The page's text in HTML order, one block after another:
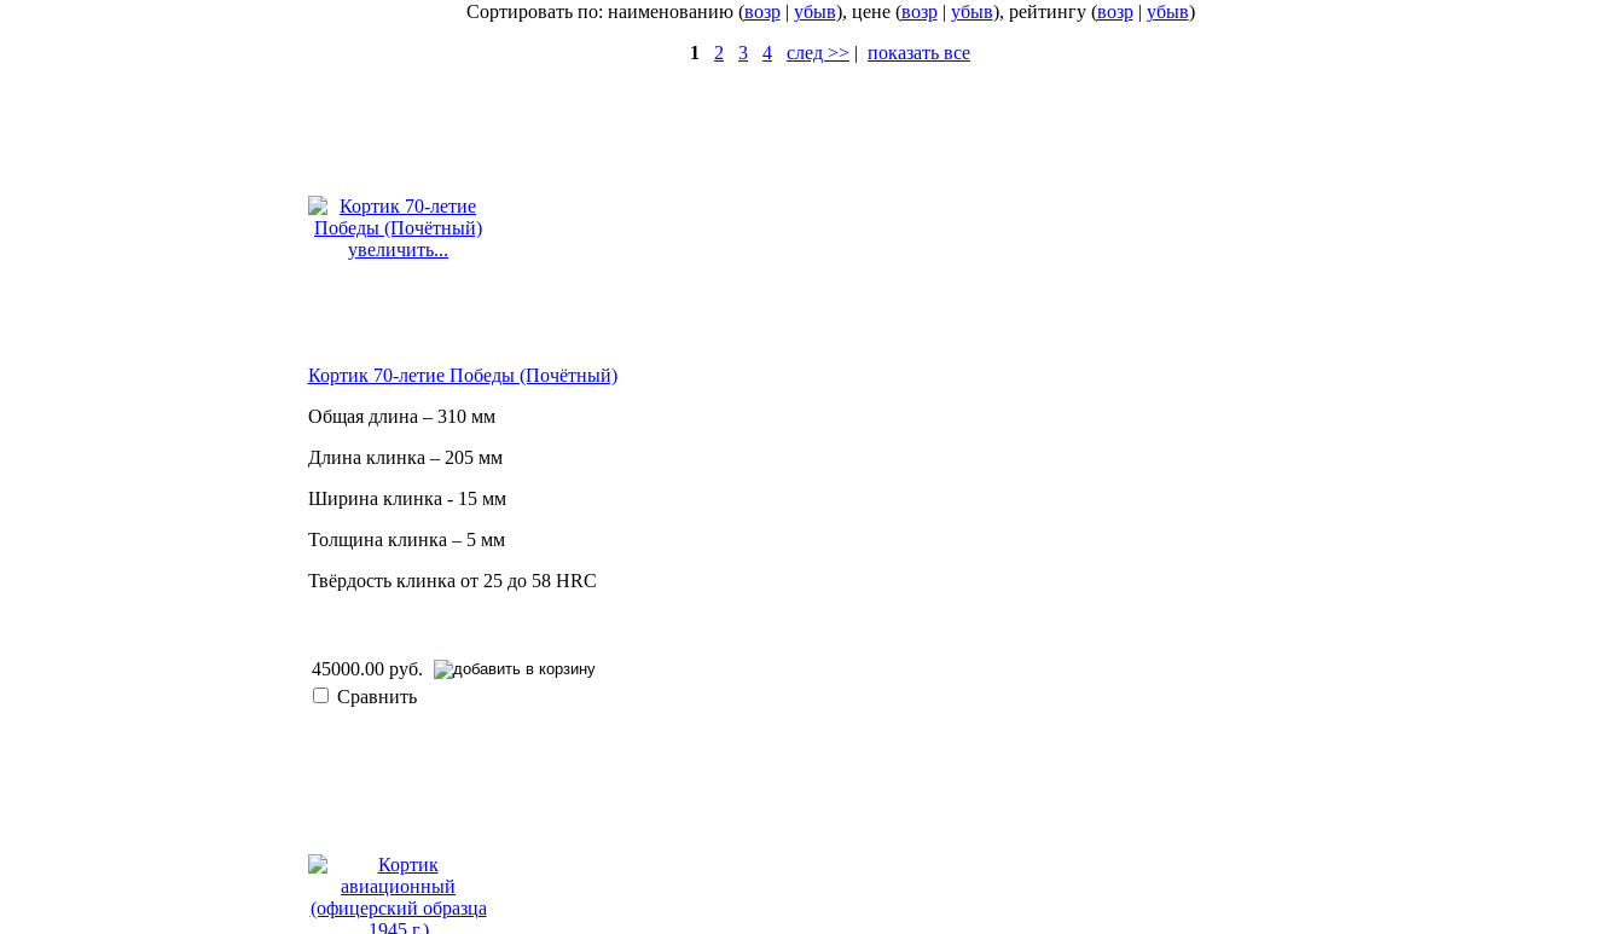
Сортировать по: наименованию (возр| убыв), цене (возр| убыв), рейтингу (возр| убыв)
1
2 3 4 след >> | показать все
увеличить...
Кортик 70-летие Победы (Почётный)
Общая длина – 310 мм
Длина клинка – 205 мм
Ширина клинка - 15 мм
Толщина клинка – 5 мм
Твёрдость клинка от 25 до 58 HRC
45000.00 руб.
Сравнить